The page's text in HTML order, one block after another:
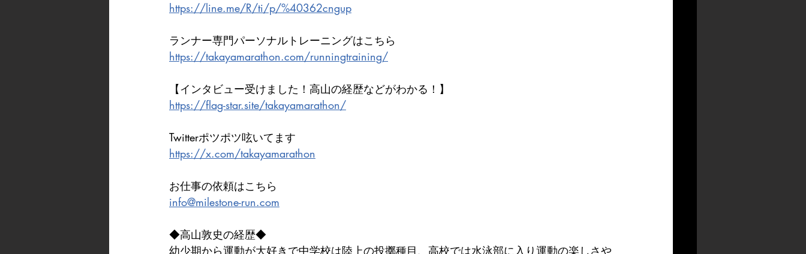
https://line.me/R/ti/p/%40362cngup
ランナー専門パーソナルトレーニングはこちら
https://takayamarathon.com/runningtraining/
【インタビュー受けました！高山の経歴などがわかる！】
https://flag-star.site/takayamarathon/
Twitterポツポツ呟いてます
https://x.com/takayamarathon
お仕事の依頼はこちら
info@milestone-run.com
◆高山敦史の経歴◆
幼少期から運動が大好きで中学校は陸上の投擲種目、高校では水泳部に入り運動の楽しさや